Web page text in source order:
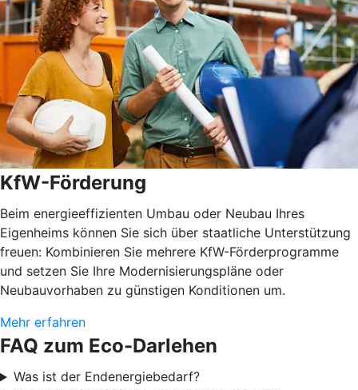
KfW-Förderung
Beim energieeffizienten Umbau oder Neubau Ihres
Eigenheims können Sie sich über staatliche Unterstützung
freuen: Kombinieren Sie mehrere KfW-Förderprogramme
und setzen Sie Ihre Modernisierungspläne oder
Neubauvorhaben zu günstigen Konditionen um.
Mehr erfahren
FAQ zum Eco-Darlehen
Was ist der Endenergiebedarf?